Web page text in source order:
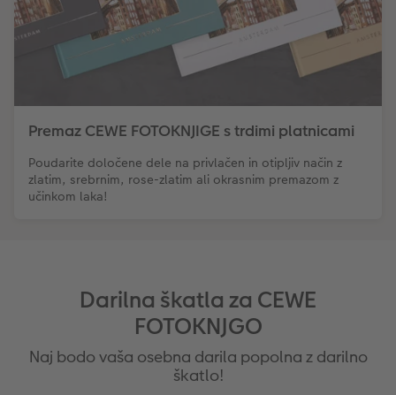
Premaz CEWE FOTOKNJIGE s trdimi platnicami
Poudarite določene dele na privlačen in otipljiv način z
zlatim, srebrnim, rose-zlatim ali okrasnim premazom z
učinkom laka!
Darilna škatla za CEWE
FOTOKNJGO
Naj bodo vaša osebna darila popolna z darilno
škatlo!